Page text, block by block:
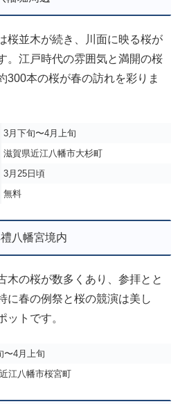
桜並木が続き、川面に映る桜が
。江戸時代の雰囲気と満開の桜
300本の桜が春の訪れを彩りま
3月下旬〜4月上旬
滋賀県近江八幡市大杉町
3月25日頃
無料
八幡宮境内
木の桜が数多くあり、参拝とと
に春の例祭と桜の競演は美し
ットです。
〜4月上旬
江八幡市桜宮町